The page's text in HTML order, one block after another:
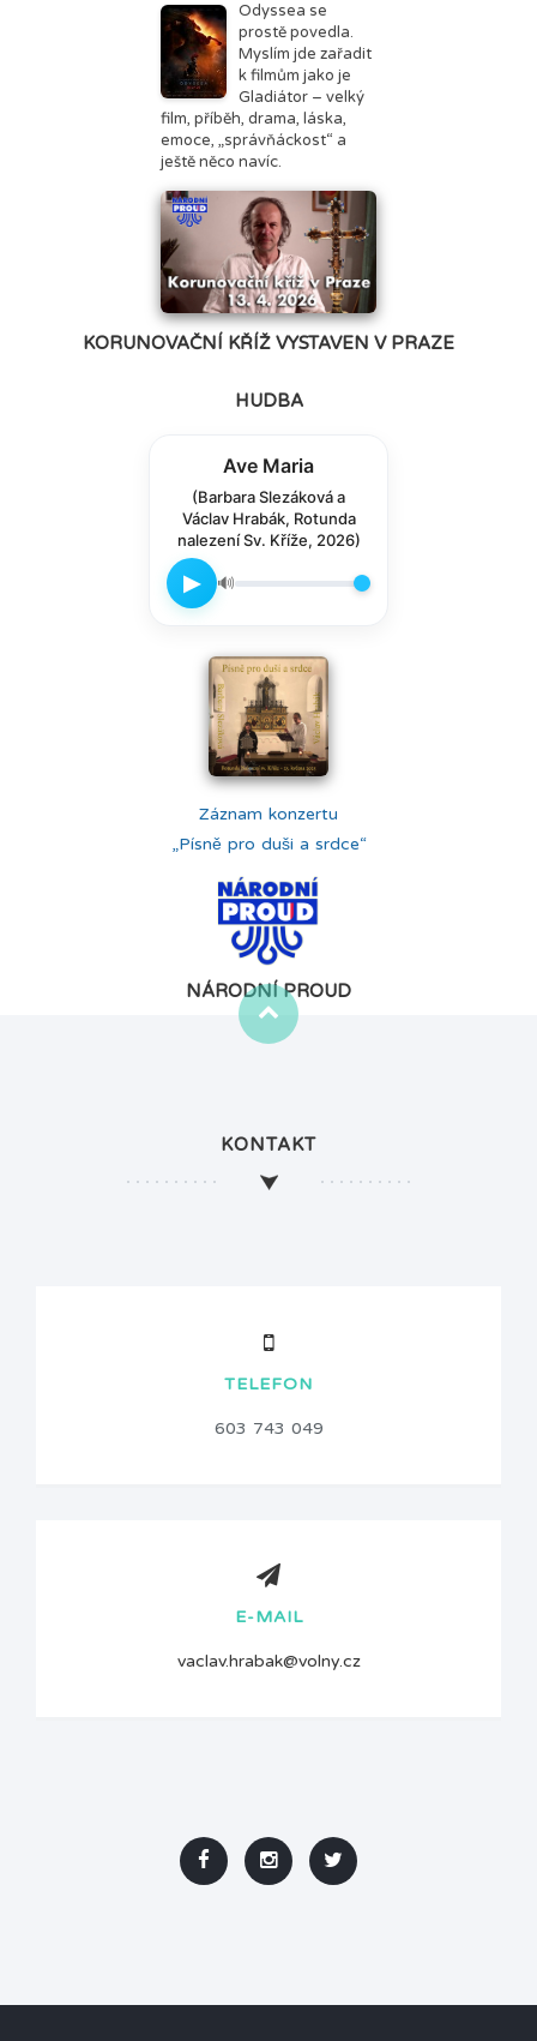
Odyssea se
prostě povedla.
Myslím jde zařadit
k filmům jako je
Gladiátor – velký
film, příběh, drama, láska,
emoce, „správňáckost“ a
ještě něco navíc.
KORUNOVAČNÍ KŘÍŽ VYSTAVEN V PRAZE
HUDBA
Ave Maria
(Barbara Slezáková a
Václav Hrabák, Rotunda
nalezení Sv. Kříže, 2026)
▶ 🔊
Záznam konzertu
„Písně pro duši a srdce“
NÁRODNÍ PROUD
KONTAKT
TELEFON
603 743 049
E-MAIL
vaclav.hrabak@volny.cz